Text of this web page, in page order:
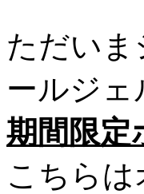
ただい
ールジェ
期間限定
こちら